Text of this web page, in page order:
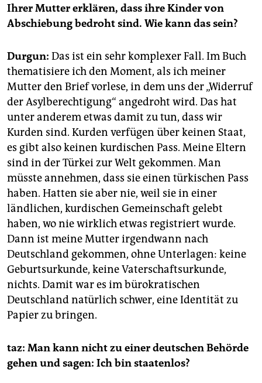
Ihrer Mutter erklären, dass ihre Kinder von
Abschiebung bedroht sind. Wie kann das sein?
Durgun: Das ist ein sehr komplexer Fall. Im Buch
thematisiere ich den Moment, als ich meiner
Mutter den Brief vorlese, in dem uns der „Widerruf
der Asylberechtigung“ angedroht wird. Das hat
unter anderem etwas damit zu tun, dass wir
Kurden sind. Kurden verfügen über keinen Staat,
es gibt also keinen kurdischen Pass. Meine Eltern
sind in der Türkei zur Welt gekommen. Man
müsste annehmen, dass sie einen türkischen Pass
haben. Hatten sie aber nie, weil sie in einer
ländlichen, kurdischen Gemeinschaft gelebt
haben, wo nie wirklich etwas registriert wurde.
Dann ist meine Mutter irgendwann nach
Deutschland gekommen, ohne Unterlagen: keine
Geburtsurkunde, keine Vaterschaftsurkunde,
nichts. Damit war es im bürokratischen
Deutschland natürlich schwer, eine Identität zu
Papier zu bringen.
taz: Man kann nicht zu einer deutschen Behörde
gehen und sagen: Ich bin staatenlos?